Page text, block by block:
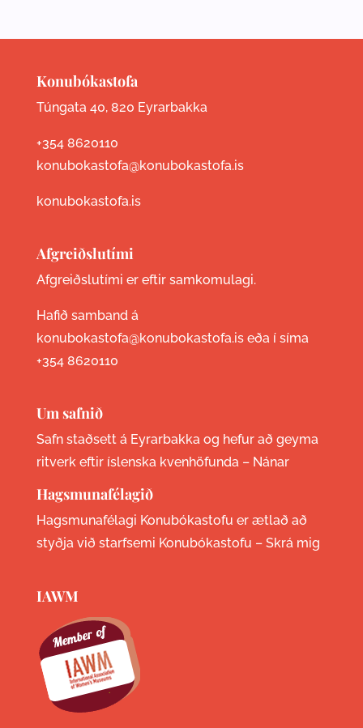
Konubókastofa
Túngata 40, 820 Eyrarbakka
+354 8620110
konubokastofa@konubokastofa.is
konubokastofa.is
Afgreiðslutími
Afgreiðslutími er eftir samkomulagi.
Hafið samband á
konubokastofa@konubokastofa.is eða í síma
+354 8620110
Um safnið
Safn staðsett á Eyrarbakka og hefur að geyma
ritverk eftir íslenska kvenhöfunda – Nánar
Hagsmunafélagið
Hagsmunafélagi Konubókastofu er ætlað að
styðja við starfsemi Konubókastofu – Skrá mig
IAWM